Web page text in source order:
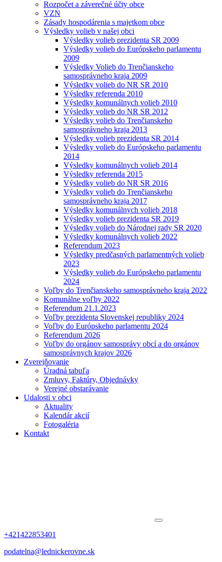
Rozpočet a záverečné účty obce
VZN
Zásady hospodárenia s majetkom obce
Výsledky volieb v našej obci
Výsledky volieb prezidenta SR 2009
Výsledky volieb do Európskeho parlamentu
2009
Výsledky Volieb do Trenčianskeho
samosprávneho kraja 2009
Výsledky volieb do NR SR 2010
Výsledky referenda 2010
Výsledky komunálnych volieb 2010
Výsledky volieb do NR SR 2012
Výsledky volieb do Trenčianskeho
samosprávneho kraja 2013
Výsledky volieb prezidenta SR 2014
Výsledky volieb do Európskeho parlamentu
2014
Výsledky komunálnych volieb 2014
Výsledky referenda 2015
Výsledky volieb do NR SR 2016
Výsledky volieb do Trenčianskeho
samosprávneho kraja 2017
Výsledky komunálnych volieb 2018
Výsledky volieb prezidenta SR 2019
Výsledky volieb do Národnej rady SR 2020
Výsledky komunálnych volieb 2022
Referendum 2023
Výsledky predčasných parlamentných volieb
2023
Výsledky volieb do Európskeho parlamentu
2024
Voľby do Trenčianskeho samosprávneho kraja 2022
Komunálne voľby 2022
Referendum 21.1.2023
Voľby prezidenta Slovenskej republiky 2024
Voľby do Európskeho parlamentu 2024
Referendum 2026
Voľby do orgánov samosprávy obcí a do orgánov
samosprávnych krajov 2026
Zverejňovanie
Úradná tabuľa
Zmluvy, Faktúry, Objednávky
Verejné obstarávanie
Udalosti v obci
Aktuality
Kalendár akcií
Fotogaléria
Kontakt
+421422853401
podatelna@lednickerovne.sk